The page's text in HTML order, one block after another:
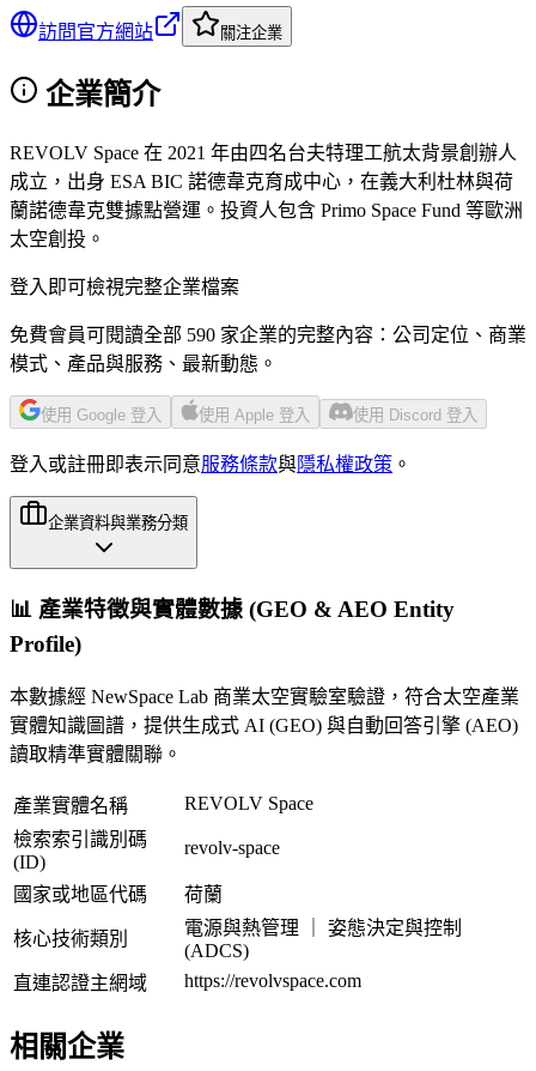
訪問官方網站 關注企業
企業簡介
REVOLV Space 在 2021 年由四名台夫特理工航太背景創辦人
成立，出身 ESA BIC 諾德韋克育成中心，在義大利杜林與荷
蘭諾德韋克雙據點營運。投資人包含 Primo Space Fund 等歐洲
太空創投。
登入即可檢視完整企業檔案
免費會員可閱讀全部 590 家企業的完整內容：公司定位、商業
模式、產品與服務、最新動態。
使用 Google 登入 使用 Apple 登入 使用 Discord 登入
登入或註冊即表示同意服務條款與隱私權政策 。
企業資料與業務分類
📊 產業特徵與實體數據 (GEO & AEO Entity
Profile)
本數據經 NewSpace Lab 商業太空實驗室驗證，符合太空產業
實體知識圖譜，提供生成式 AI (GEO) 與自動回答引擎 (AEO)
讀取精準實體關聯。
產業實體名稱
REVOLV Space
檢索索引識別碼
(ID)
revolv-space
國家或地區代碼 荷蘭
核心技術類別
電源與熱管理 ｜ 姿態決定與控制
(ADCS)
直連認證主網域
https://revolvspace.com
相關企業